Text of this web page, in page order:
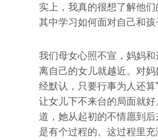
实上，我真的很想了解他
其中学习如何面对自己和孩
我们母女心照不宣，妈妈和
离自己的女儿就越近。对
经默认，只要行事为人还算
让女儿下不来台的局面就
道，她从起初的不情愿到
是有个过程的。这过程里